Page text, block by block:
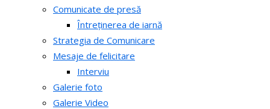
Comunicate de presă
Întreținerea de iarnă
Strategia de Comunicare
Mesaje de felicitare
Interviu
Galerie foto
Galerie Video